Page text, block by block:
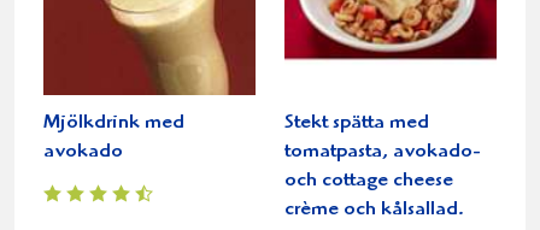
Mjölkdrink med
avokado
Stekt spätta med
tomatpasta, avokado-
och cottage cheese
crème och kålsallad.